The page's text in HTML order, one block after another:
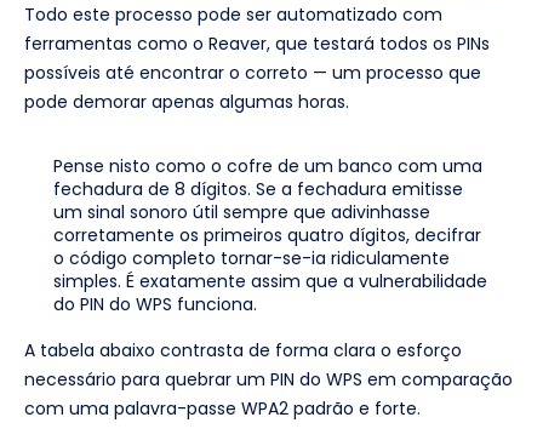
Todo este processo pode ser automatizado com
ferramentas como o Reaver, que testará todos os PINs
possíveis até encontrar o correto — um processo que
pode demorar apenas algumas horas.
Pense nisto como o cofre de um banco com uma
fechadura de 8 dígitos. Se a fechadura emitisse
um sinal sonoro útil sempre que adivinhasse
corretamente os primeiros quatro dígitos, decifrar
o código completo tornar-se-ia ridiculamente
simples. É exatamente assim que a vulnerabilidade
do PIN do WPS funciona.
A tabela abaixo contrasta de forma clara o esforço
necessário para quebrar um PIN do WPS em comparação
com uma palavra-passe WPA2 padrão e forte.